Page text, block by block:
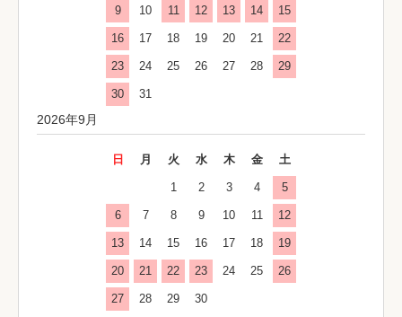
9 10 11 12 13 14 15
16 17 18 19 20 21 22
23 24 25 26 27 28 29
30 31
2026年9月
日 月 火 水 木 金 土
1 2 3 4 5
6 7 8 9 10 11 12
13 14 15 16 17 18 19
20 21 22 23 24 25 26
27 28 29 30